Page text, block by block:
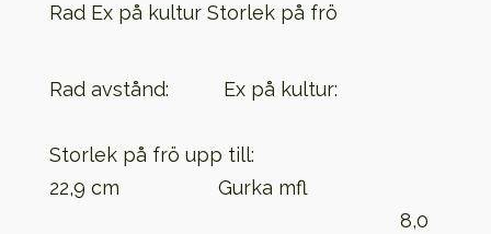
Rad Ex på kultur Storlek på frö
Rad avstånd: Ex på kultur:
Storlek på frö upp till:
22,9 cm Gurka mfl
8,0